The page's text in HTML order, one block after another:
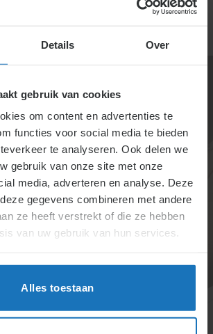
Details Over
gebruik van cookies
om content en advertenties te
functies voor social media te bieden
te analyseren. Ook delen we
gebruik van onze site met onze
media, adverteren en analyse. Deze
gegevens combineren met andere
ze heeft verstrekt of die ze hebben
van uw gebruik van hun services.
Alles toestaan
is
twee jaar
medewerkers die na 1 januari
terwijl de WAO van toepassing is
er recht is op een uitkering.